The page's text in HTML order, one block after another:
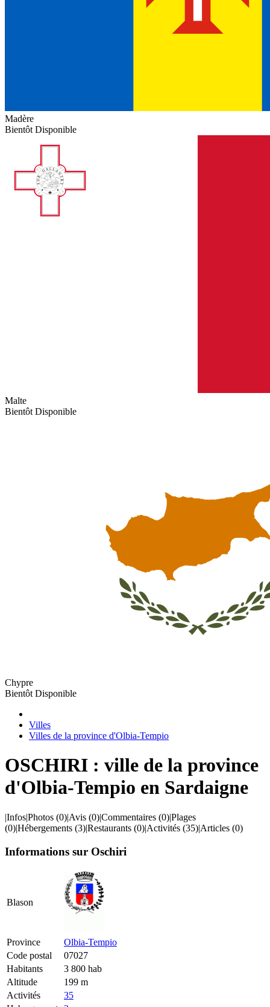
Madère
Bientôt Disponible
Malte
Bientôt Disponible
Chypre
Bientôt Disponible
Villes
Villes de la province d'Olbia-Tempio
OSCHIRI : ville de la province
d'Olbia-Tempio en Sardaigne
|Infos|Photos (0)|Avis (0)|Commentaires (0)|Plages
(0)|Hébergements (3)|Restaurants (0)|Activités (35)|Articles (0)
Informations sur Oschiri
Blason
Province
Olbia-Tempio
Code postal
07027
Habitants
3 800 hab
Altitude
199 m
Activités
35